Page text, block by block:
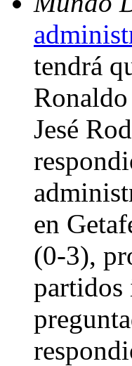
tendrá
Jesé
en
(0-3),
partidos